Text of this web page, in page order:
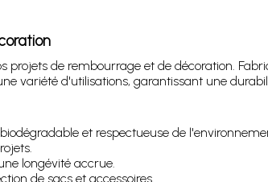
de rembourrage et de décoration.
variété d'utilisations, garantissant une
et respectueuse de
longévité accrue.
de sacs et accessoires.